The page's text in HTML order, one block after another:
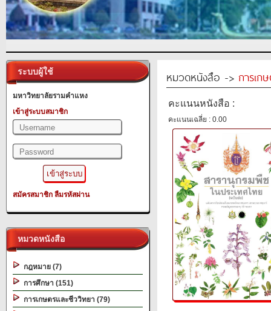
ระบบผู้ใช้
มหาวิทยาลัยรามคำแหง
เข้าสู่ระบบสมาชิก
สมัครสมาชิก ลืมรหัสผ่าน
หมวดหนังสือ
กฎหมาย (7)
การศึกษา (151)
การเกษตรและชีววิทยา (79)
หมวดหนังสือ -> การเก
คะแนนหนังสือ :
คะแนนเฉลี่ย : 0.00